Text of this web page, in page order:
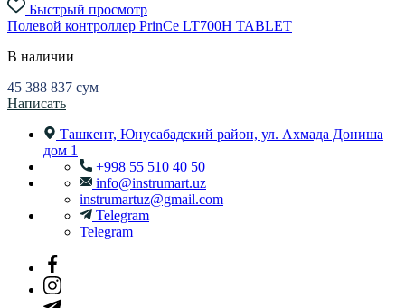
Быстрый просмотр
Полевой контроллер PrinCe LT700H TABLET
В наличии
45 388 837 сум
Написать
Ташкент, Юнусабадский район, ул. Ахмада Дониша
дом 1
+998 55 510 40 50
info@instrumart.uz
instrumartuz@gmail.com
Telegram
Telegram